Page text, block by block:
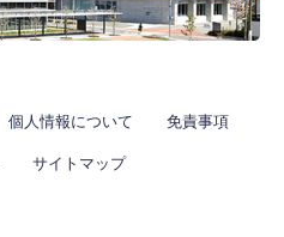
個人情報について 免責事項
サイトマップ